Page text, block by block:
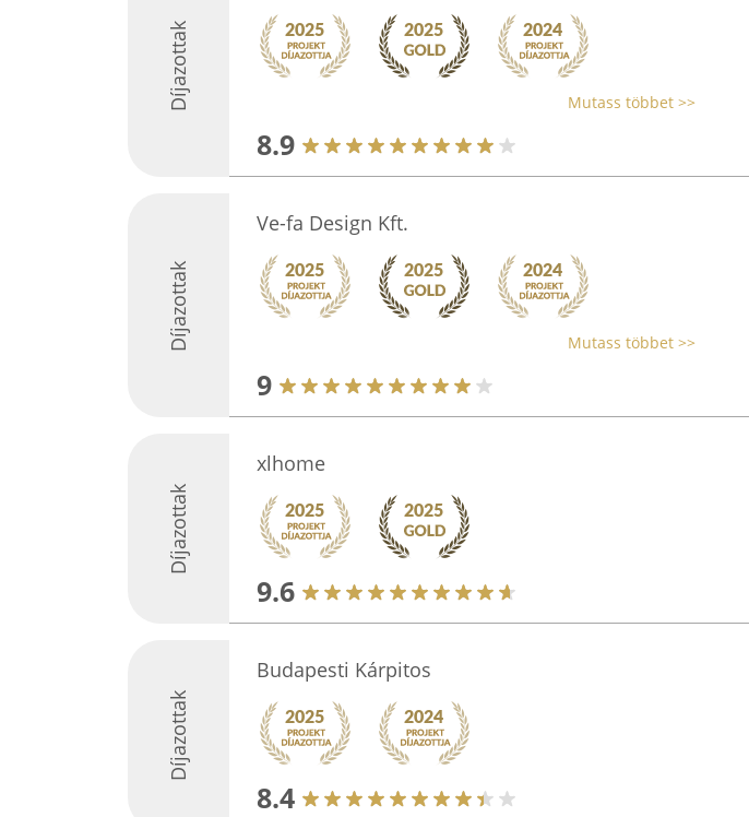
Díjazottak Mutass többet >>
8.9
Díjazottak
Ve-fa Design Kft.
Mutass többet >>
9
Díjazottak
xlhome
9.6
Díjazottak
Budapesti Kárpitos
8.4